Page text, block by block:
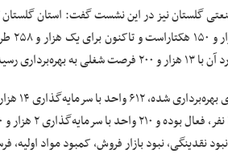
که
جمله نبود نقدینگی، نبود بازار فروش، کمبود مواد